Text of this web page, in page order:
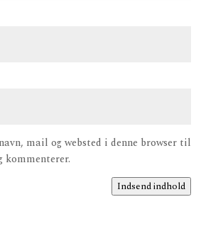
mail og websted i denne browser til
kommenterer.
Indsend indhold